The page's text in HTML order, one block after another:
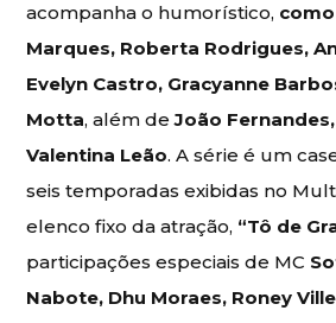
acompanha o humorístico,
Marques, Roberta Rodrigues,
Evelyn Castro, Gracyanne
Motta, além deJoão
Valentina Leão. A série é um
seis temporadas exibidas no
elenco fixo da atração, “Tô de
participações especiais de MC
Nabote, Dhu Moraes, Roney